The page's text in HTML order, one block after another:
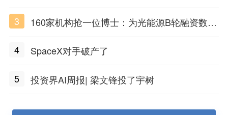
3
160家机构抢一位博士：为光能源B轮融资数亿
4
SpaceX对手破产了
5 投资界AI周报| 梁文锋投了宇树